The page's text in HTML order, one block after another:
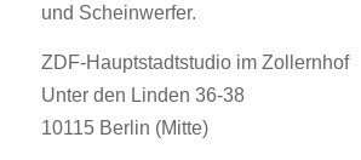
und Scheinwerfer.
ZDF-Hauptstadtstudio im Zollernhof
Unter den Linden 36-38
10115 Berlin (Mitte)